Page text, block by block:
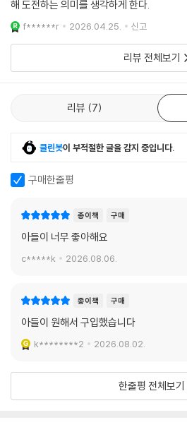
은 이곳에서 인성과 지성을 겸비한 축구인
심어놓은 ‘티키타카’의 씨앗이 메시, 이니
라 마시아의 철학은 야말의 플레이 스타일
공간에서의 세밀한 볼 컨트롤, 상대의 압박
그리고 경기 전체를 조망하는 영리한 패스
신 선수의 특징이다. 하지만 야말은 여기에
거리 슈팅 능력을 더해 자신만의 독창적인
한다. 좁은 공간에서의 세밀한 컨트롤로 수
과 활약상을 중심으로 그의 행보를 따라간
말이 왜 상대 수비진에게 막기 어려운 대상
흥미롭게 비교 분석한다.
또한, 이 도서는 야말의 성공 뒤에 숨겨진
지 않는다. 17세의 어린 나이에 세계의 스포
는 프로 선수를 꿈꾸는 모든 유망주에게 훌
롱도르 8위에서 2025년 2위로 수직 상승하
해 도전하는 의미를 생각하게 한다.
f******r 2026.04.25. 신고
리뷰 전체보기
리뷰 7
클린봇이 부적절한 글을 감지 중입니다.
구매한줄평
종이책 구매
아들이 너무 좋아해요
c*****k 2026.08.06.
종이책 구매
아들이 원해서 구입했습니다
k********2 2026.08.02.
한줄평 전체보기